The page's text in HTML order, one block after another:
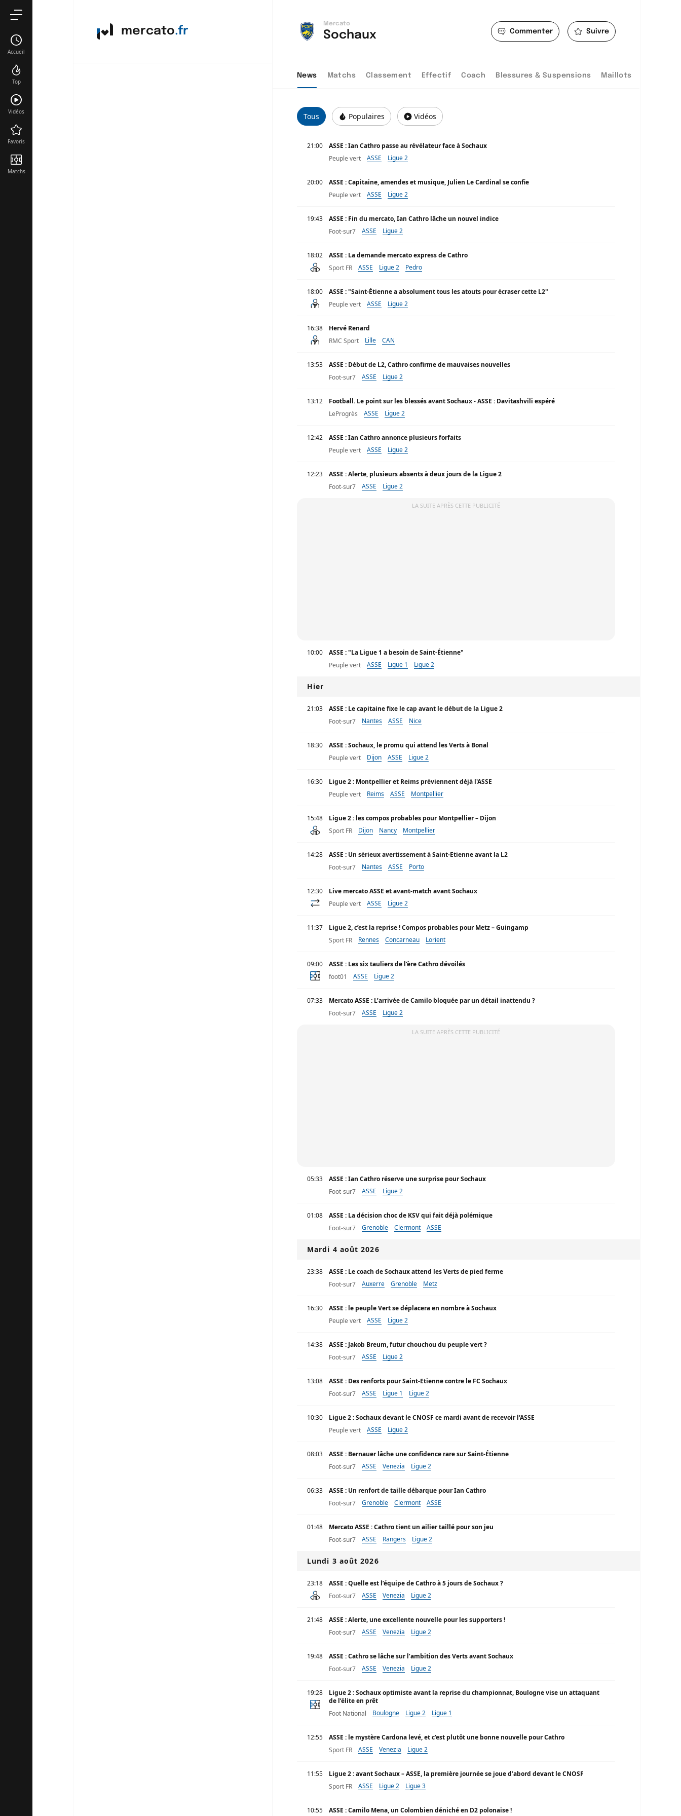
mercato.fr Commenter Suivre
Mercato
Sochaux
News Matchs Classement Effectif Coach Blessures & Suspensions Maillots
Tous Populaires Vidéos
21:00
ASSE : Ian Cathro passe au révélateur face à Sochaux
Peuple vert
ASSE Ligue 2
20:00
ASSE : Capitaine, amendes et musique, Julien Le Cardinal se confie
Peuple vert
ASSE Ligue 2
19:43
ASSE : Fin du mercato, Ian Cathro lâche un nouvel indice
Foot-sur7
ASSE Ligue 2
18:02
ASSE : La demande mercato express de Cathro
Sport FR
ASSE Ligue 2 Pedro
18:00
ASSE : "Saint-Étienne a absolument tous les atouts pour écraser cette L2"
Peuple vert
ASSE Ligue 2
16:38
Hervé Renard
RMC Sport
Lille CAN
13:53
ASSE : Début de L2, Cathro confirme de mauvaises nouvelles
Foot-sur7
ASSE Ligue 2
13:12
Football. Le point sur les blessés avant Sochaux - ASSE : Davitashvili espéré
LeProgrès
ASSE Ligue 2
12:42
ASSE : Ian Cathro annonce plusieurs forfaits
Peuple vert
ASSE Ligue 2
12:23
ASSE : Alerte, plusieurs absents à deux jours de la Ligue 2
Foot-sur7
ASSE Ligue 2
LA SUITE APRÈS CETTE PUBLICITÉ
10:00
ASSE : "La Ligue 1 a besoin de Saint-Étienne"
Peuple vert
ASSE Ligue 1 Ligue 2
Hier
21:03
ASSE : Le capitaine fixe le cap avant le début de la Ligue 2
Foot-sur7
Nantes ASSE Nice
18:30
ASSE : Sochaux, le promu qui attend les Verts à Bonal
Peuple vert
Dijon ASSE Ligue 2
16:30
Ligue 2 : Montpellier et Reims préviennent déjà l'ASSE
Peuple vert
Reims ASSE Montpellier
15:48
Ligue 2 : les compos probables pour Montpellier – Dijon
Sport FR
Dijon Nancy Montpellier
14:28
ASSE : Un sérieux avertissement à Saint-Etienne avant la L2
Foot-sur7
Nantes ASSE Porto
12:30
Live mercato ASSE et avant-match avant Sochaux
Peuple vert
ASSE Ligue 2
11:37
Ligue 2, c’est la reprise ! Compos probables pour Metz – Guingamp
Sport FR
Rennes Concarneau Lorient
09:00
ASSE : Les six tauliers de l’ère Cathro dévoilés
foot01
ASSE Ligue 2
07:33
Mercato ASSE : L’arrivée de Camilo bloquée par un détail inattendu ?
Foot-sur7
ASSE Ligue 2
LA SUITE APRÈS CETTE PUBLICITÉ
05:33
ASSE : Ian Cathro réserve une surprise pour Sochaux
Foot-sur7
ASSE Ligue 2
01:08
ASSE : La décision choc de KSV qui fait déjà polémique
Foot-sur7
Grenoble Clermont ASSE
Mardi 4 août 2026
23:38
ASSE : Le coach de Sochaux attend les Verts de pied ferme
Foot-sur7
Auxerre Grenoble Metz
16:30
ASSE : le peuple Vert se déplacera en nombre à Sochaux
Peuple vert
ASSE Ligue 2
14:38
ASSE : Jakob Breum, futur chouchou du peuple vert ?
Foot-sur7
ASSE Ligue 2
13:08
ASSE : Des renforts pour Saint-Etienne contre le FC Sochaux
Foot-sur7
ASSE Ligue 1 Ligue 2
10:30
Ligue 2 : Sochaux devant le CNOSF ce mardi avant de recevoir l'ASSE
Peuple vert
ASSE Ligue 2
08:03
ASSE : Bernauer lâche une confidence rare sur Saint-Étienne
Foot-sur7
ASSE Venezia Ligue 2
06:33
ASSE : Un renfort de taille débarque pour Ian Cathro
Foot-sur7
Grenoble Clermont ASSE
01:48
Mercato ASSE : Cathro tient un ailier taillé pour son jeu
Foot-sur7
ASSE Rangers Ligue 2
Lundi 3 août 2026
23:18
ASSE : Quelle est l’équipe de Cathro à 5 jours de Sochaux ?
Foot-sur7
ASSE Venezia Ligue 2
21:48
ASSE : Alerte, une excellente nouvelle pour les supporters !
Foot-sur7
ASSE Venezia Ligue 2
19:48
ASSE : Cathro se lâche sur l’ambition des Verts avant Sochaux
Foot-sur7
ASSE Venezia Ligue 2
19:28
Ligue 2 : Sochaux optimiste avant la reprise du championnat, Boulogne vise un attaquant
de l’élite en prêt
Foot National
Boulogne Ligue 2 Ligue 1
12:55
ASSE : le mystère Cardona levé, et c’est plutôt une bonne nouvelle pour Cathro
Sport FR
ASSE Venezia Ligue 2
11:55
Ligue 2 : avant Sochaux – ASSE, la première journée se joue d’abord devant le CNOSF
Sport FR
ASSE Ligue 2 Ligue 3
10:55 ASSE : Camilo Mena, un Colombien déniché en D2 polonaise !
Accueil
Top
Vidéos
Favoris
Matchs